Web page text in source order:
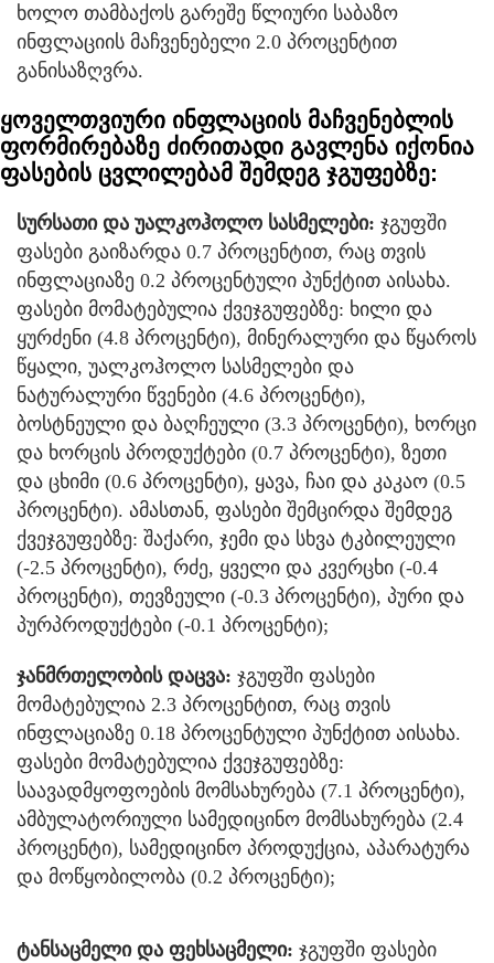
ხოლო თამბაქოს გარეშე წლიური საბაზო
ინფლაციის მაჩვენებელი 2.0 პროცენტით
განისაზღვრა.
ყოველთვიური ინფლაციის მაჩვენებლის
ფორმირებაზე ძირითადი გავლენა იქონია
ფასების ცვლილებამ შემდეგ ჯგუფებზე:
სურსათი და უალკოჰოლო სასმელები: ჯგუფში
ფასები გაიზარდა 0.7 პროცენტით, რაც თვის
ინფლაციაზე 0.2 პროცენტული პუნქტით აისახა.
ფასები მომატებულია ქვეჯგუფებზე: ხილი და
ყურძენი (4.8 პროცენტი), მინერალური და წყაროს
წყალი, უალკოჰოლო სასმელები და
ნატურალური წვენები (4.6 პროცენტი),
ბოსტნეული და ბაღჩეული (3.3 პროცენტი), ხორცი
და ხორცის პროდუქტები (0.7 პროცენტი), ზეთი
და ცხიმი (0.6 პროცენტი), ყავა, ჩაი და კაკაო (0.5
პროცენტი). ამასთან, ფასები შემცირდა შემდეგ
ქვეჯგუფებზე: შაქარი, ჯემი და სხვა ტკბილეული
(-2.5 პროცენტი), რძე, ყველი და კვერცხი (-0.4
პროცენტი), თევზეული (-0.3 პროცენტი), პური და
პურპროდუქტები (-0.1 პროცენტი);
ჯანმრთელობის დაცვა: ჯგუფში ფასები
მომატებულია 2.3 პროცენტით, რაც თვის
ინფლაციაზე 0.18 პროცენტული პუნქტით აისახა.
ფასები მომატებულია ქვეჯგუფებზე:
საავადმყოფოების მომსახურება (7.1 პროცენტი),
ამბულატორიული სამედიცინო მომსახურება (2.4
პროცენტი), სამედიცინო პროდუქცია, აპარატურა
და მოწყობილობა (0.2 პროცენტი);
ტანსაცმელი და ფეხსაცმელი: ჯგუფში ფასები